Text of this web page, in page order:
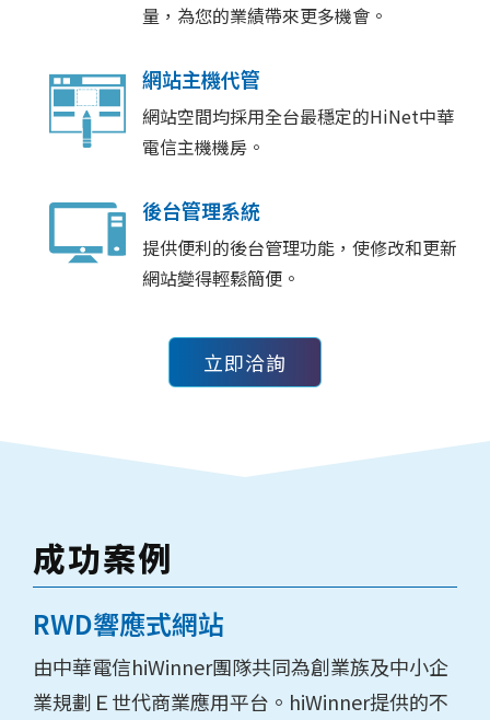
量，為您的業績帶來更多機會。
網站主機代管
網站空間均採用全台最穩定的HiNet中華
電信主機機房。
後台管理系統
提供便利的後台管理功能，使修改和更新
網站變得輕鬆簡便。
立即洽詢
成功案例
RWD響應式網站
由中華電信hiWinner團隊共同為創業族及中小企
業規劃Ｅ世代商業應用平台。hiWinner提供的不